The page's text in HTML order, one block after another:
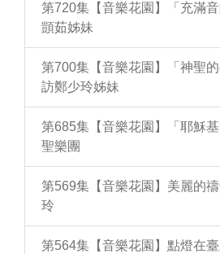
第720集【音樂花園】「充滿
顗茹姊妹
第700集【音樂花園】「神聖
訪鄭少玲姊妹
第685集【音樂花園】「耶穌
聖樂團
第569集【音樂花園】美麗的
玲
第564集【音樂花園】點燈在